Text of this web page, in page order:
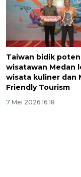
Taiwan bidik
wisatawan Medan
wisata kuliner dan
Friendly Tourism
7 Mei 2026 16:18